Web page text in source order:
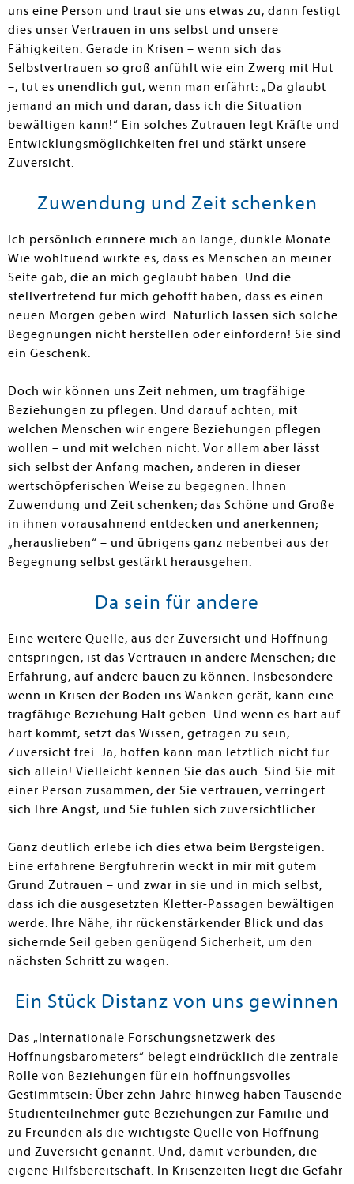
uns eine Person und traut sie uns etwas zu, dann festigt
dies unser Vertrauen in uns selbst und unsere
Fähigkeiten. Gerade in Krisen – wenn sich das
Selbstvertrauen so groß anfühlt wie ein Zwerg mit Hut
–, tut es unendlich gut, wenn man erfährt: „Da glaubt
jemand an mich und dar­an, dass ich die Situation
bewältigen kann!“ Ein solches Zutrauen legt Kräfte und
Entwicklungsmöglichkeiten frei und stärkt unsere
Zuversicht.
Zuwendung und Zeit schenken
Ich persönlich erinnere mich an lange, dunkle Monate.
Wie wohltuend wirkte es, dass es Menschen an meiner
Seite gab, die an mich geglaubt haben. Und die
stellvertretend für mich gehofft haben, dass es einen
neuen Morgen geben wird. Natürlich lassen sich solche
Begeg­nungen nicht herstellen oder einfor­dern! Sie sind
ein Geschenk.
Doch wir können uns Zeit nehmen, um tragfähige
Beziehungen zu pflegen. Und darauf achten, mit
welchen Men­schen wir engere Beziehungen pflegen
wollen – und mit welchen nicht. Vor allem aber lässt
sich selbst der Anfang machen, anderen in dieser
wertschöpferischen Weise zu begegnen. Ihnen
Zuwendung und Zeit schenken; das Schöne und Große
in ihnen vorausahnend entdecken und anerkennen;
„herauslieben“ – und übrigens ganz nebenbei aus der
Begegnung selbst gestärkt herausgehen.
Da sein für andere
Eine weitere Quelle, aus der Zuversicht und Hoffnung
entspringen, ist das Vertrauen in andere Menschen; die
Erfahrung, auf andere bauen zu können. Insbesondere
wenn in Krisen der Boden ins Wanken gerät, kann eine
tragfähige Beziehung Halt geben. Und wenn es hart auf
hart kommt, setzt das Wissen, getragen zu sein,
Zuversicht frei. Ja, hoffen kann man letztlich nicht für
sich allein! Vielleicht ken­nen Sie das auch: Sind Sie mit
einer Person zusammen, der Sie vertrauen, verringert
sich Ihre Angst, und Sie fühlen sich zuversichtlicher.
Ganz deut­lich erlebe ich dies etwa beim Bergstei­gen:
Eine erfahrene Bergführerin weckt in mir mit gutem
Grund Zutrauen – und zwar in sie und in mich selbst,
dass ich die ausgesetzten Kletter-Passagen bewältigen
werde. Ihre Nähe, ihr rückenstärkender Blick und das
sichernde Seil geben genügend Sicherheit, um den
nächsten Schritt zu wagen.
Ein Stück Distanz von uns gewinnen
Das „Internationale Forschungs­netzwerk des
Hoffnungsbarometers“ belegt eindrücklich die zentrale
Rolle von Beziehungen für ein hoffnungs­volles
Gestimmtsein: Über zehn Jahre hinweg haben Tausende
Studienteil­nehmer gute Beziehungen zur Familie und
zu Freunden als die wichtigste Quelle von Hoffnung
und Zuversicht genannt. Und, damit verbunden, die
eigene Hilfsbereitschaft. In Krisenzeiten liegt die Gefahr